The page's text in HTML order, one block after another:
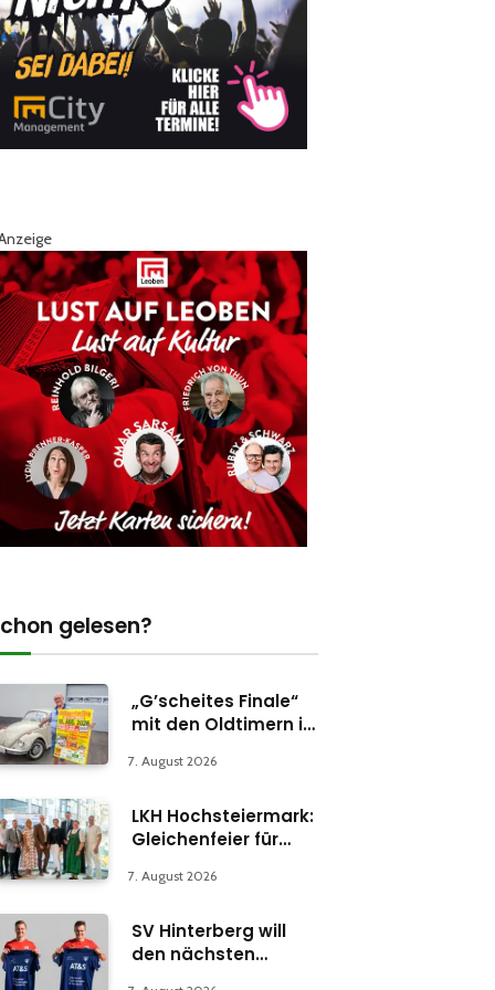
gelesen?
„G’scheites Finale“
mit den Oldtimern in
7. August 2026
LKH Hochsteiermark:
Gleichenfeier für
Abteilung in Bruck
7. August 2026
SV Hinterberg will
den nächsten